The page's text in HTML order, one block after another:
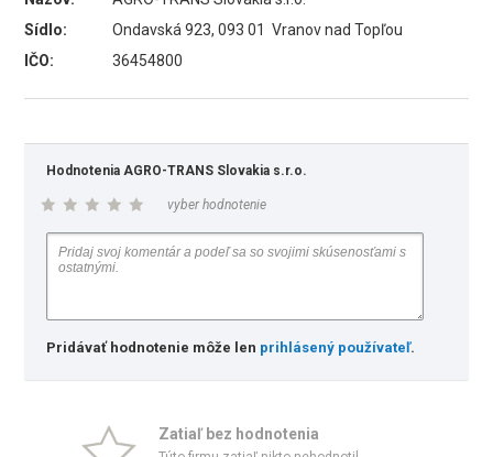
Sídlo:
Ondavská 923, 093 01 Vranov nad Topľou
IČO:
36454800
Hodnotenia AGRO-TRANS Slovakia s.r.o.
vyber hodnotenie
Pridávať hodnotenie môže len prihlásený používateľ.
Zatiaľ bez hodnotenia